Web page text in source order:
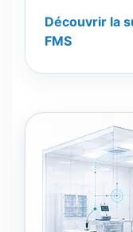
Découvrir la
FMS